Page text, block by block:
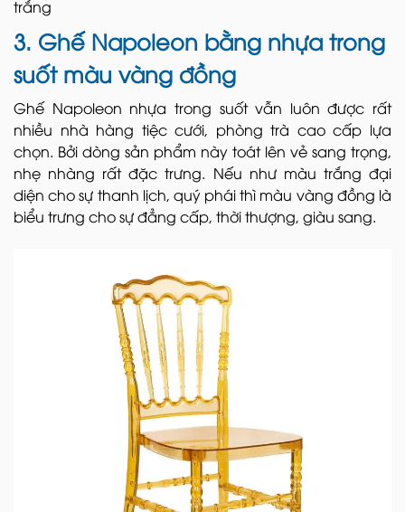
trắng
3. Ghế Napoleon bằng nhựa trong
suốt màu vàng đồng
Ghế Napoleon nhựa trong suốt vẫn luôn được rất
nhiều nhà hàng tiệc cưới, phòng trà cao cấp lựa
chọn. Bởi dòng sản phẩm này toát lên vẻ sang trọng,
nhẹ nhàng rất đặc trưng. Nếu như màu trắng đại
diện cho sự thanh lịch, quý phái thì màu vàng đồng là
biểu trưng cho sự đẳng cấp, thời thượng, giàu sang.